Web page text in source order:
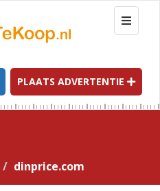
T
o
g
l
e
n
a
PLAATS ADVERTENTIE
dinprice.com